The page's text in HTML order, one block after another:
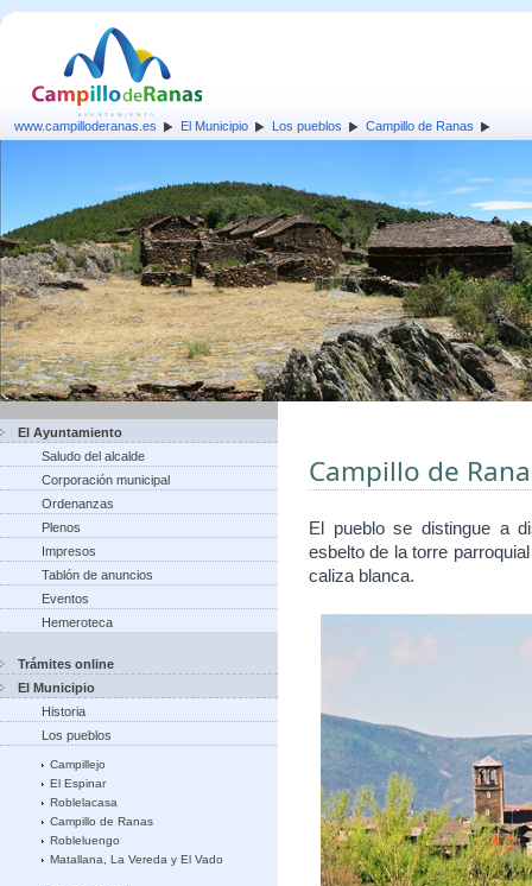
www.campilloderanas.es El Municipio Los pueblos Campillo de Ranas
El Ayuntamiento
Saludo del alcalde
Corporación municipal
Ordenanzas
Plenos
Impresos
Tablón de anuncios
Eventos
Hemeroteca
Trámites online
El Municipio
Historia
Los pueblos
Campillejo
El Espinar
Roblelacasa
Campillo de Ranas
Robleluengo
Matallana, La Vereda y El Vado
Campillo de
El pueblo se distingue a
esbelto de la torre
caliza blanca.